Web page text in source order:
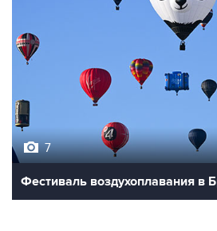
7
Фестиваль воздухоплавания в